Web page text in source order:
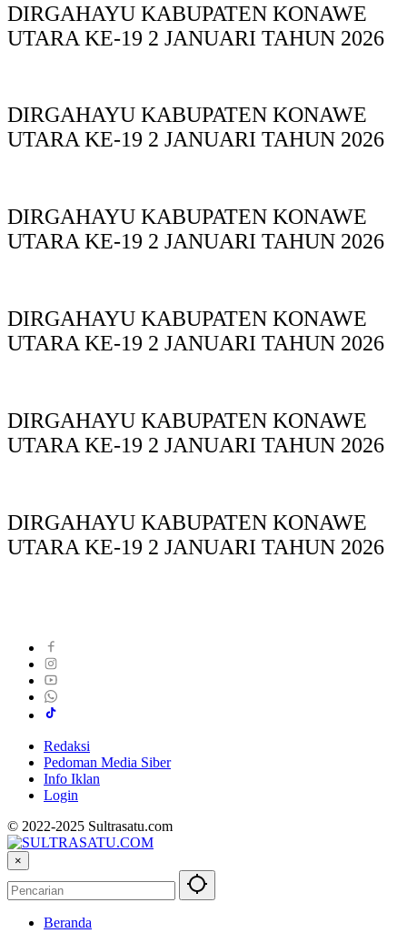
DIRGAHAYU KABUPATEN KONAWE
UTARA KE-19 2 JANUARI TAHUN 2026
DIRGAHAYU KABUPATEN KONAWE
UTARA KE-19 2 JANUARI TAHUN 2026
DIRGAHAYU KABUPATEN KONAWE
UTARA KE-19 2 JANUARI TAHUN 2026
DIRGAHAYU KABUPATEN KONAWE
UTARA KE-19 2 JANUARI TAHUN 2026
DIRGAHAYU KABUPATEN KONAWE
UTARA KE-19 2 JANUARI TAHUN 2026
DIRGAHAYU KABUPATEN KONAWE
UTARA KE-19 2 JANUARI TAHUN 2026
Redaksi
Pedoman Media Siber
Info Iklan
Login
© 2022-2025 Sultrasatu.com
×
Beranda